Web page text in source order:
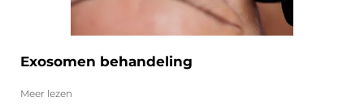
Exosomen behandeling
Meer lezen